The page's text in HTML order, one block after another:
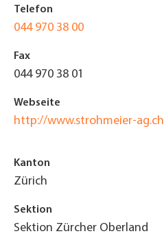
Telefon
044 970 38 00
Fax
044 970 38 01
Webseite
http://www.strohmeier-ag.ch
Kanton
Zürich
Sektion
Sektion Zürcher Oberland